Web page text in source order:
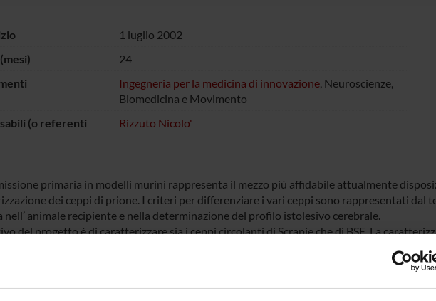
1 luglio 2002
24
Ingegneria per la medicina di innovazione, Neuroscienze,
Biomedicina e Movimento
(o referenti
Rizzuto Nicolo'
primaria in modelli murini rappresenta il mezzo più affidabile attualmente
dei ceppi di prione. I criteri per differenziare i vari ceppi sono rappresentati dal
nell’ animale recipiente e nella determinazione del profilo istolesivo cerebrale.
del progetto è di caratterizzare sia i ceppi circolanti di Scrapie che di BSE. La
un importante dato epidemiologico relativo ai ceppi di prione circolanti in Italia e ci
obiettivo è di escludere che tra gli ovini possa essersi diffusa la BSE che
Gli esperimenti di trasmissione potranno fornirci una risposta precisa sapendo che in